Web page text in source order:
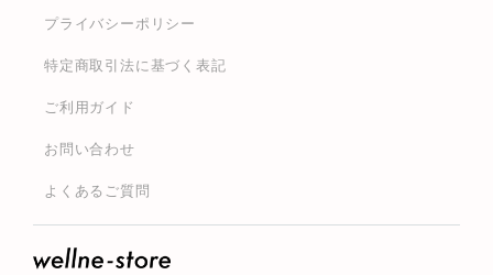
プライバシーポリシー
特定商取引法に基づく表記
ご利用ガイド
お問い合わせ
よくあるご質問